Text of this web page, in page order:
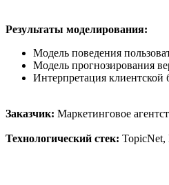
Результаты моделирования:
Модель поведения
Модель прогнозирования
Интерпретация клиентской
Заказчик: Маркетинговое
Технологический стек: TopicNet,